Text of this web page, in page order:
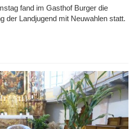
fand im Gasthof Burger die
der Landjugend mit Neuwahlen statt.